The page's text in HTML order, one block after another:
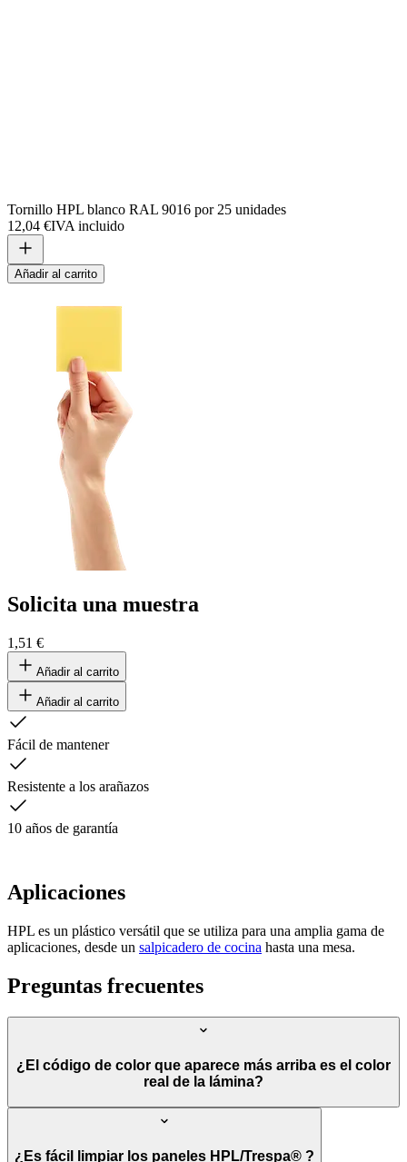
Tornillo HPL blanco RAL 9016 por 25 unidades
12,04 €IVA incluido
Añadir al carrito
Solicita una muestra
1,51 €
Añadir al carrito
Añadir al carrito
Fácil de mantener
Resistente a los arañazos
10 años de garantía
Aplicaciones
HPL es un plástico versátil que se utiliza para una amplia gama de
aplicaciones, desde un salpicadero de cocina hasta una mesa.
Preguntas frecuentes
¿El código de color que aparece más arriba es el color
real de la lámina?
¿Es fácil limpiar los paneles HPL/Trespa® ?